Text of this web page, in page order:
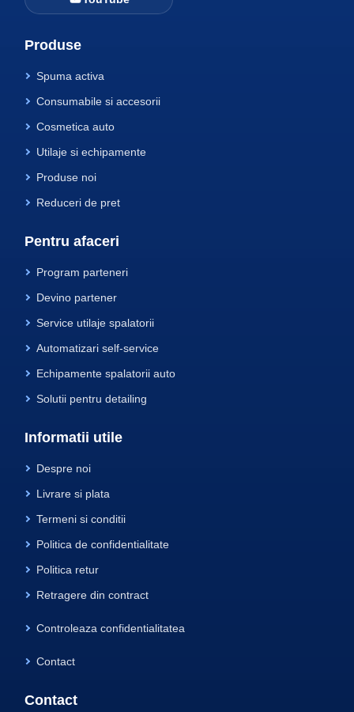
Produse
Spuma activa
Consumabile si accesorii
Cosmetica auto
Utilaje si echipamente
Produse noi
Reduceri de pret
Pentru afaceri
Program parteneri
Devino partener
Service utilaje spalatorii
Automatizari self-service
Echipamente spalatorii auto
Solutii pentru detailing
Informatii utile
Despre noi
Livrare si plata
Termeni si conditii
Politica de confidentialitate
Politica retur
Retragere din contract
Controleaza confidentialitatea
Contact
Contact